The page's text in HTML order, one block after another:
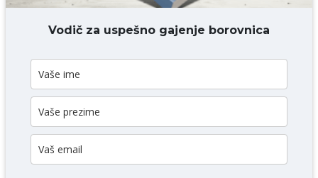
DODAJ KOMENTAR
Vodič za uspešno gajenje borovnica